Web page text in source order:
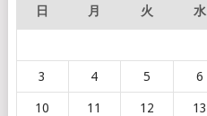
日 月 火 水
3 4 5 6
10 11 12 13